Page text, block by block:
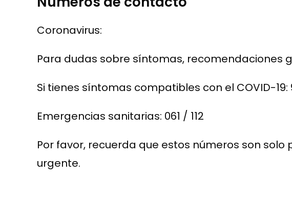
Coronavirus:
Para dudas sobre síntomas, recomendaciones
Si tienes síntomas compatibles con el COVID-19:
Emergencias sanitarias: 061 / 112
Por favor, recuerda que estos números son
urgente.